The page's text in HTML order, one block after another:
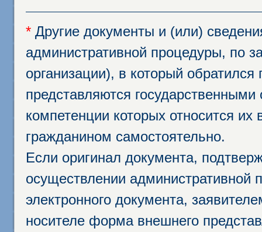
* Другие документы и (или)
административной процедуры, по
организации), в который
представляются
компетенции которых относится
гражданином самостоятельно.
Если оригинал документа,
осуществлении административной
электронного документа,
носителе форма внешнего